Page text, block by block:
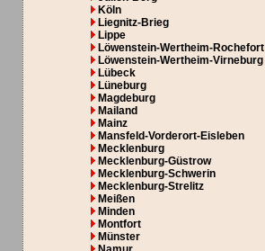
Köln
Liegnitz-Brieg
Lippe
Löwenstein-Wertheim-Rochefort
Löwenstein-Wertheim-Virneburg
Lübeck
Lüneburg
Magdeburg
Mailand
Mainz
Mansfeld-Vorderort-Eisleben
Mecklenburg
Mecklenburg-Güstrow
Mecklenburg-Schwerin
Mecklenburg-Strelitz
Meißen
Minden
Montfort
Münster